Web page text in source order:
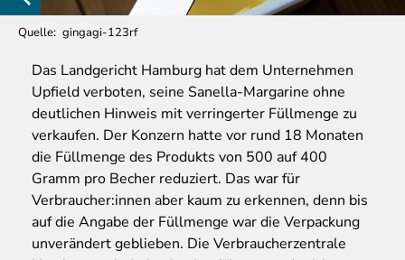
Quelle gingagi-123rf
Das Landgericht Hamburg hat dem Unternehmen
Upfield verboten, seine Sanella-Margarine ohne
deutlichen Hinweis mit verringerter Füllmenge zu
verkaufen. Der Konzern hatte vor rund 18 Monaten
die Füllmenge des Produkts von 500 auf 400
Gramm pro Becher reduziert. Das war für
Verbraucher:innen aber kaum zu erkennen, denn bis
auf die Angabe der Füllmenge war die Verpackung
unverändert geblieben. Die Verbraucherzentrale